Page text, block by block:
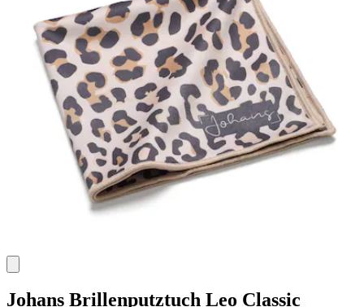
Johans Brillenputztuch Leo Classic